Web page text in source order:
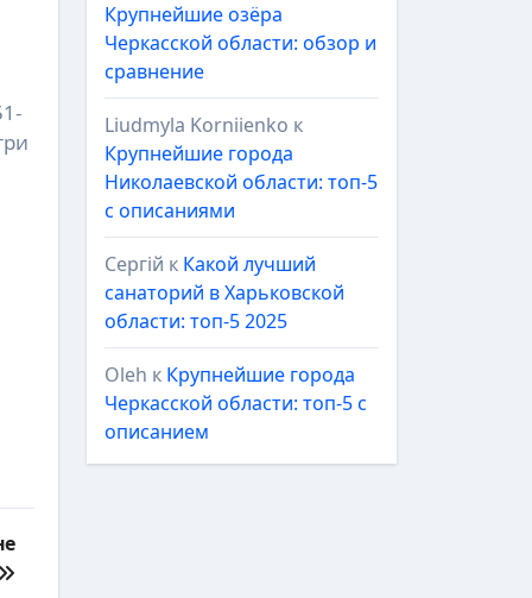
Крупнейшие озёра
Черкасской области: обзор и
сравнение
Liudmyla Korniienko к
Крупнейшие города
Николаевской области: топ-5
с описаниями
Сергій к Какой лучший
санаторий в Харьковской
области: топ-5 2025
Oleh к Крупнейшие города
Черкасской области: топ-5 с
описанием